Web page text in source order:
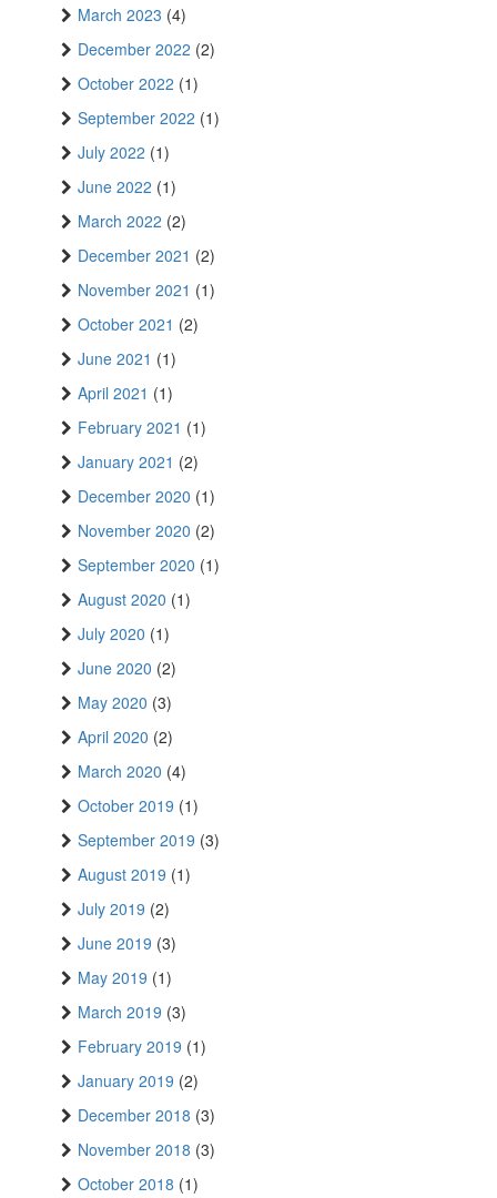
March 2023 (4)
December 2022 (2)
October 2022 (1)
September 2022 (1)
July 2022 (1)
June 2022 (1)
March 2022 (2)
December 2021 (2)
November 2021 (1)
October 2021 (2)
June 2021 (1)
April 2021 (1)
February 2021 (1)
January 2021 (2)
December 2020 (1)
November 2020 (2)
September 2020 (1)
August 2020 (1)
July 2020 (1)
June 2020 (2)
May 2020 (3)
April 2020 (2)
March 2020 (4)
October 2019 (1)
September 2019 (3)
August 2019 (1)
July 2019 (2)
June 2019 (3)
May 2019 (1)
March 2019 (3)
February 2019 (1)
January 2019 (2)
December 2018 (3)
November 2018 (3)
October 2018 (1)